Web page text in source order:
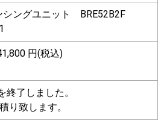
シングユニット BRE52B2F
円(税込)
終了しました。
り致します。